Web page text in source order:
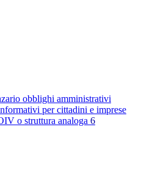
obblighi amministrativi
per cittadini e imprese
o struttura analoga 6